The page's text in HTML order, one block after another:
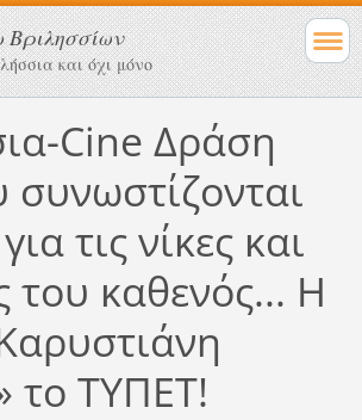
και όχι μόνο
Cine Δράση
συνωστίζονται
τις νίκες και
του καθενός... Η
το ΤΥΠΕΤ!